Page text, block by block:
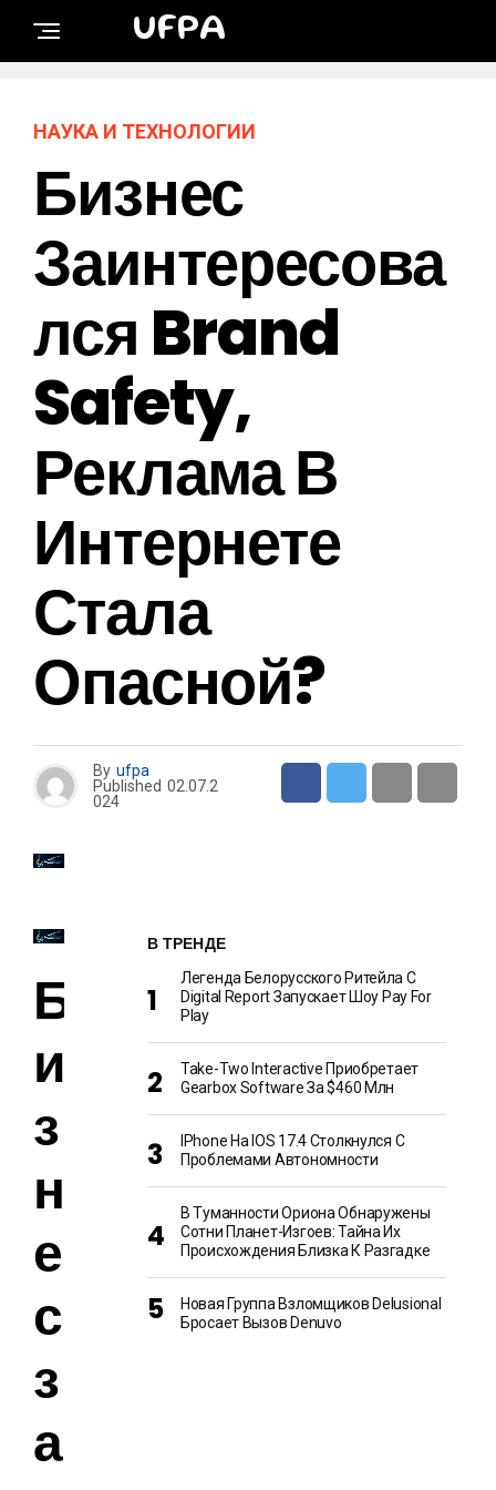
UFPA
НАУКА И ТЕХНОЛОГИИ
Бизнес
Заинтересова
Лся Brand
Safety,
Реклама В
Интернете
Стала
Опасной?
By ufpa
Published 02.07.2
024
Б
и
з
н
е
с
з
а
В ТРЕНДЕ
Легенда Белорусского Ритейла C
Digital Report Запускает Шоу Pay For
Play
Take-Two Interactive Приобретает
Gearbox Software За $460 Млн
IPhone На IOS 17.4 Столкнулся С
Проблемами Автономности
В Туманности Ориона Обнаружены
Сотни Планет-Изгоев: Тайна Их
Происхождения Близка К Разгадке
Новая Группа Взломщиков Delusional
Бросает Вызов Denuvo